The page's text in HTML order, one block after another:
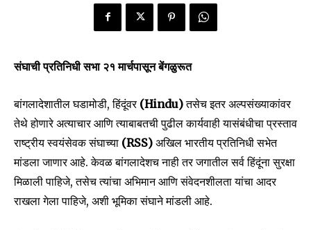
संघाची प्रतिनिधी सभा २१ मार्चपासून बेंगळुरूत
बांगलादेशातील घडामोडी, हिंदूंवर (Hindu)तसेच इतर अल्पसंख्याकांवर
तेथे होणारे अत्याचार आणि त्याबाबतची पुढील कार्यवाही यासंबंधीचा प्रस्ताव
राष्ट्रीय स्वयंसेवक संघाच्या (RSS) अखिल भारतीय प्रतिनिधी सभेत
मांडला जाणार आहे. केवळ बांगलादेशच नाही तर जगातील सर्व हिंदूंना सुरक्षा
मिळाली पाहिजे, तसेच त्यांचा अभिमान आणि संवेदनशीलता यांचा आदर
राखला गेला पाहिजे, अशी भूमिका संघाने मांडली आहे.